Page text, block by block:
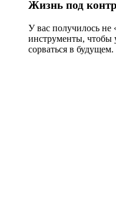
Жизнь под
У вас получилось не
инструменты, чтобы
сорваться в будущем.